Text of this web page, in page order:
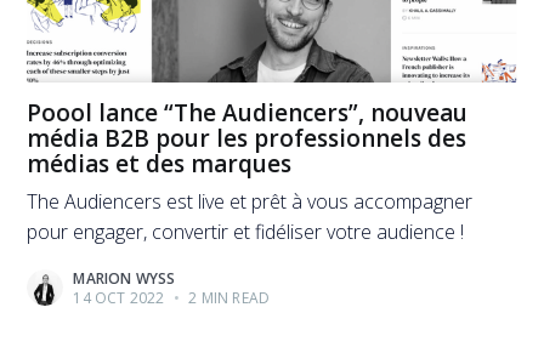
Poool lance “The Audiencers”, nouveau
média B2B pour les professionnels des
médias et des marques
The Audiencers est live et prêt à vous accompagner
pour engager, convertir et fidéliser votre audience !
MARION WYSS
14 OCT 2022 • 2 MIN READ